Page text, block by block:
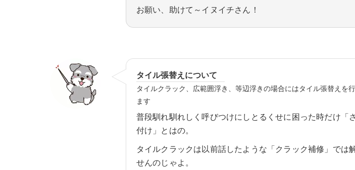
お願い、助けて～イヌイチさん！
タイル張替えについて
タイルクラック、広範囲浮き、等辺浮きの場合にはタイル張替えを
ます
普段馴れ馴れしく呼びつけにしとるくせに困った時だけ「
付け」とはの。
タイルクラックは以前話したような「クラック補修」では
せんのじゃよ。